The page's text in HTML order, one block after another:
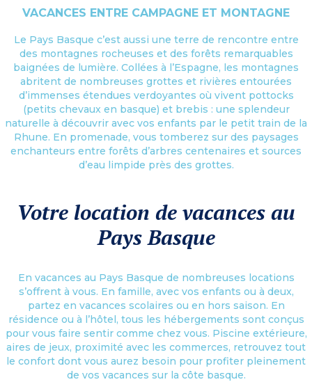
VACANCES ENTRE CAMPAGNE ET MONTAGNE
Le Pays Basque c’est aussi une terre de rencontre entre
des montagnes rocheuses et des forêts remarquables
baignées de lumière. Collées à l’Espagne, les montagnes
abritent de nombreuses grottes et rivières entourées
d’immenses étendues verdoyantes où vivent pottocks
(petits chevaux en basque) et brebis : une splendeur
naturelle à découvrir avec vos enfants par le petit train de la
Rhune. En promenade, vous tomberez sur des paysages
enchanteurs entre forêts d’arbres centenaires et sources
d’eau limpide près des grottes.
Votre location de vacances au
Pays Basque
En vacances au Pays Basque de nombreuses locations
s’offrent à vous. En famille, avec vos enfants ou à deux,
partez en vacances scolaires ou en hors saison. En
résidence ou à l’hôtel, tous les hébergements sont conçus
pour vous faire sentir comme chez vous. Piscine extérieure,
aires de jeux, proximité avec les commerces, retrouvez tout
le confort dont vous aurez besoin pour profiter pleinement
de vos vacances sur la côte basque.